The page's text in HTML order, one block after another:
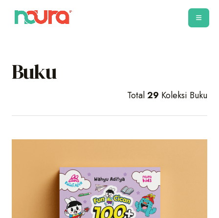
Buku
Total29 Koleksi Buku